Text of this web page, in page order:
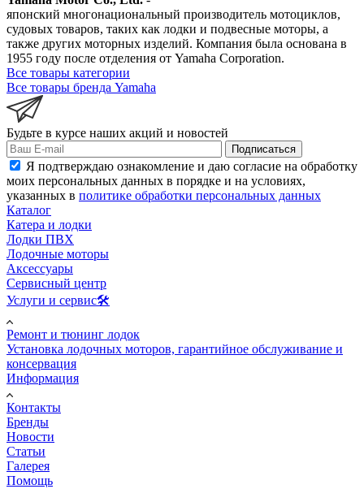
японский многонациональный производитель мотоциклов,
судовых товаров, таких как лодки и подвесные моторы, а
также других моторных изделий. Компания была основана в
1955 году после отделения от Yamaha Corporation.
Все товары категории
Все товары бренда Yamaha
Будьте в курсе наших акций и новостей
Подписаться
Я подтверждаю ознакомление и даю согласие на обработку
моих персональных данных в порядке и на условиях,
указанных в политике обработки персональных данных
Каталог
Катера и лодки
Лодки ПВХ
Лодочные моторы
Аксессуары
Сервисный центр
Услуги и сервис🛠️
Ремонт и тюнинг лодок
Установка лодочных моторов, гарантийное обслуживание и
консервация
Информация
Контакты
Бренды
Новости
Статьи
Галерея
Помощь